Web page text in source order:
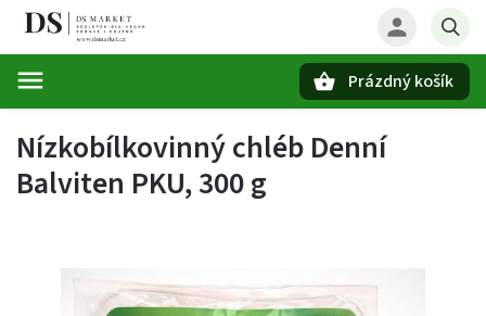
Prázdný košík
Nízkobílkovinný chléb Denní
Balviten PKU, 300 g